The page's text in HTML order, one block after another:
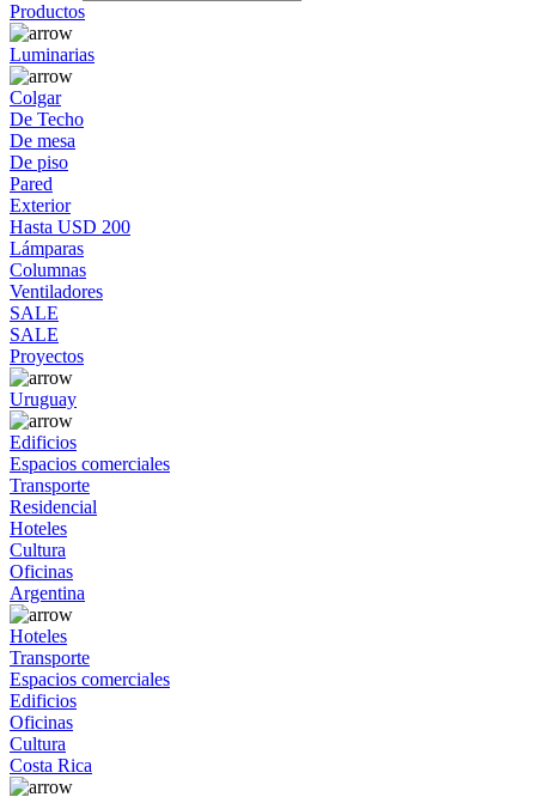
Productos
Luminarias
Colgar
De Techo
De mesa
De piso
Pared
Exterior
Hasta USD 200
Lámparas
Columnas
Ventiladores
SALE
SALE
Proyectos
Uruguay
Edificios
Espacios comerciales
Transporte
Residencial
Hoteles
Cultura
Oficinas
Argentina
Hoteles
Transporte
Espacios comerciales
Edificios
Oficinas
Cultura
Costa Rica